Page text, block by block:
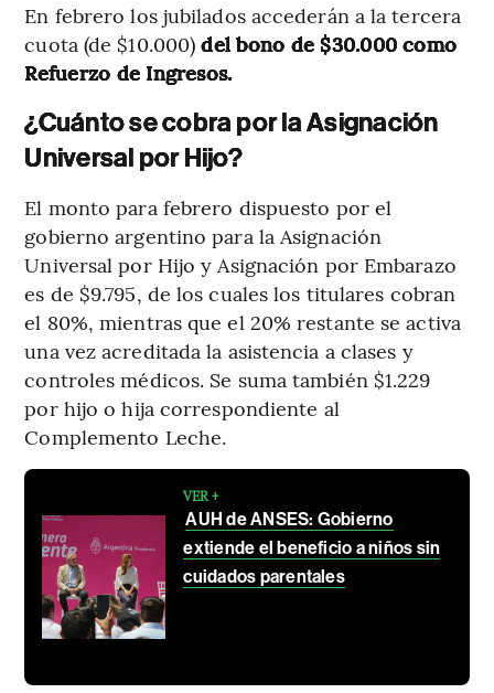
En febrero los jubilados accederán a la tercera
cuota (de $10.000) del bono de $30.000 como
Refuerzo de Ingresos.
¿Cuánto se cobra por la Asignación
Universal por Hijo?
El monto para febrero dispuesto por el
gobierno argentino para la Asignación
Universal por Hijo y Asignación por Embarazo
es de $9.795, de los cuales los titulares cobran
el 80%, mientras que el 20% restante se activa
una vez acreditada la asistencia a clases y
controles médicos. Se suma también $1.229
por hijo o hija correspondiente al
Complemento Leche.
VER +
AUH de ANSES: Gobierno
extiende el beneficio a niños sin
cuidados parentales